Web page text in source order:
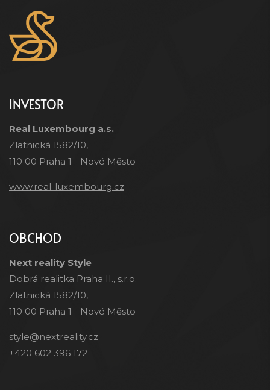
INVESTOR
Real Luxembourg a.s.
Zlatnická 1582/10,
110 00 Praha 1 - Nové Město
www.real-luxembourg.cz
OBCHOD
Next reality Style
Dobrá realitka Praha II., s.r.o.
Zlatnická 1582/10,
110 00 Praha 1 - Nové Město
style@nextreality.cz
+420 602 396 172